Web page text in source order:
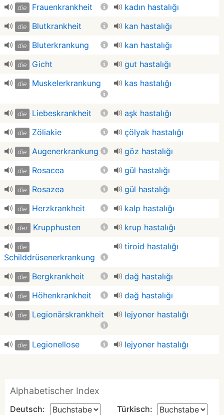
die Frauenkrankheit kadın hastalığı
die Blutkrankheit kan hastalığı
die Bluterkrankung kan hastalığı
die Gicht gut hastalığı
die Muskelerkrankung kas hastalığı
die Liebeskrankheit aşk hastalığı
die Zöliakie çölyak hastalığı
die Augenerkrankung göz hastalığı
die Rosacea gül hastalığı
die Rosazea gül hastalığı
die Herzkrankheit kalp hastalığı
der Krupphusten krup hastalığı
die
Schilddrüsenerkrankung
tiroid hastalığı
die Bergkrankheit dağ hastalığı
die Höhenkrankheit dağ hastalığı
die Legionärskrankheit lejyoner hastalığı
die Legionellose lejyoner hastalığı
Alphabetischer Index
Deutsch: Türkisch: